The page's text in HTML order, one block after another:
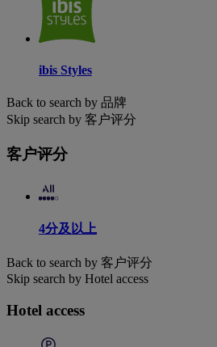
ibis Styles
Back to search by 品牌
Skip search by 客户评分
客户评分
4分及以上
Back to search by 客户评分
Skip search by Hotel access
Hotel access